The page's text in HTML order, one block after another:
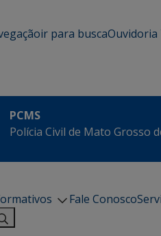
ir para buscaOuvidoria
PCMS
Polícia Civil de Mato Grosso
Fale Conosco